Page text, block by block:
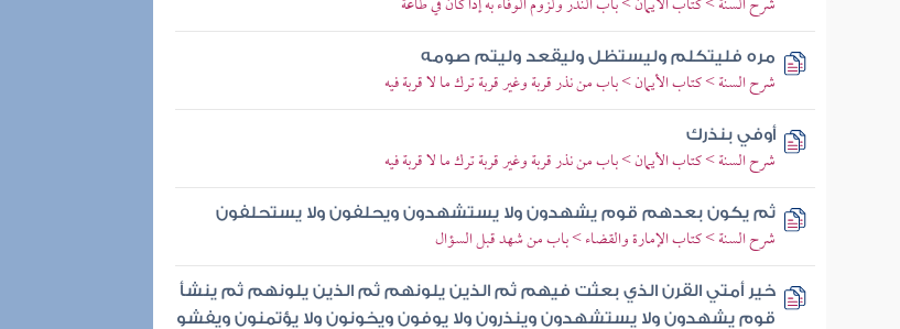
مره فليتكلم وليستظل وليقعد وليتم صومه
شرح السنة > كتاب الأيمان > باب من نذر قربة وغير قربة ترك ما لا قربة فيه
أوفي بنذرك
شرح السنة > كتاب الأيمان > باب من نذر قربة وغير قربة ترك ما لا قربة فيه
ثم يكون بعدهم قوم يشهدون ولا يستشهدون ويحلفون ولا يستحلفون
شرح السنة > كتاب الإمارة والقضاء > باب من شهد قبل السؤال
خير أمتي القرن الذي بعثت فيهم ثم الذين يلونهم ثم الذين يلونهم ثم ينشأ
قوم يشهدون ولا يستشهدون وينذرون ولا يوفون ويخونون ولا يؤتمنون ويفشو